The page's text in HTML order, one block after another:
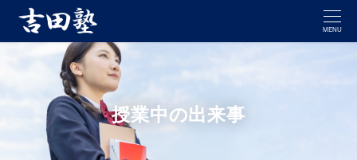
MENU
授業中の出来事